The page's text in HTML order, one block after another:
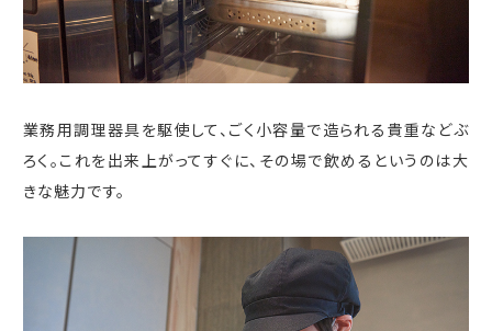
業務用調理器具を駆使して、ごく小容量で造られる貴重などぶ
ろく。これを出来上がってすぐに、その場で飲めるというのは大
きな魅力です。